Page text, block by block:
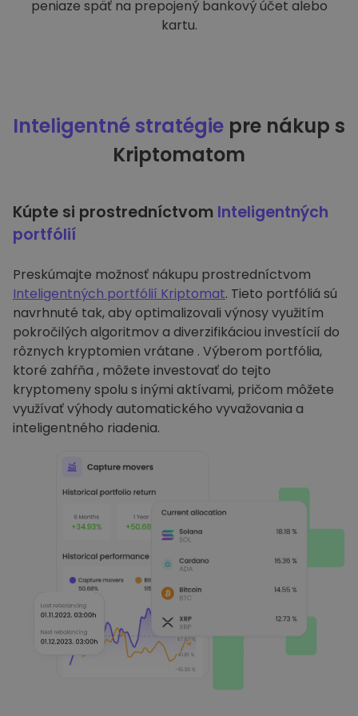
peniaze späť na prepojený bankový účet alebo
kartu.
Inteligentné stratégie pre nákup s
Kriptomatom
Kúpte si prostredníctvom Inteligentných
portfólií
Preskúmajte možnosť nákupu prostredníctvom
Inteligentných portfólií Kriptomat. Tieto portfóliá sú
navrhnuté tak, aby optimalizovali výnosy využitím
pokročilých algoritmov a diverzifikáciou investícií do
rôznych kryptomien vrátane . Výberom portfólia,
ktoré zahŕňa , môžete investovať do tejto
kryptomeny spolu s inými aktívami, pričom môžete
využívať výhody automatického vyvažovania a
inteligentného riadenia.